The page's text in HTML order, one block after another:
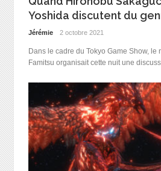
Yoshida discutent du
Jérémie 2 octobre 2021
Dans le cadre du Tokyo Game Show,
Famitsu organisait cette nuit une